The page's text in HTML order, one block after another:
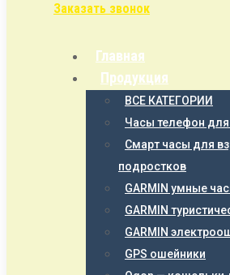
Заказать звонок
Главная
Продукция
ВСЕ КАТЕГОРИИ
Часы телефон для
Смарт часы для
подростков
GARMIN умные
GARMIN
GARMIN
GPS ошейники